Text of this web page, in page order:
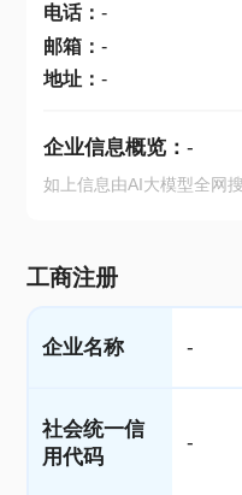
电话： -
邮箱： -
地址： -
企业信息概览： -
如上信息由AI大模型全网
工商注册
企业名称 -
社会统一信
用代码
-